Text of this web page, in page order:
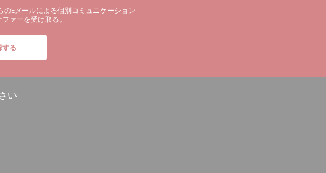
Eメールによる個別コミュニケーション
ァーを受け取る。
する
い
ウィンドウで開きます))
しいウィンドウで開きます))